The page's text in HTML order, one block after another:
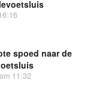
spoed naar de
11:32